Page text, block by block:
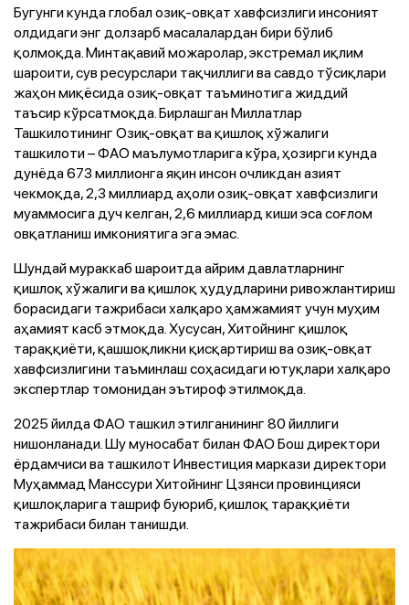
Бугунги кунда глобал озиқ-овқат хавфсизлиги инсоният
олдидаги энг долзарб масалалардан бири бўлиб
қолмоқда. Минтақавий можаролар, экстремал иқлим
шароити, сув ресурслари тақчиллиги ва савдо тўсиқлари
жаҳон миқёсида озиқ-овқат таъминотига жиддий
таъсир кўрсатмоқда. Бирлашган Миллатлар
Ташкилотининг Озиқ-овқат ва қишлоқ хўжалиги
ташкилоти – ФАО маълумотларига кўра, ҳозирги кунда
дунёда 673 миллионга яқин инсон очликдан азият
чекмоқда, 2,3 миллиард аҳоли озиқ-овқат хавфсизлиги
муаммосига дуч келган, 2,6 миллиард киши эса соғлом
овқатланиш имкониятига эга эмас.
Шундай мураккаб шароитда айрим давлатларнинг
қишлоқ хўжалиги ва қишлоқ ҳудудларини ривожлантириш
борасидаги тажрибаси халқаро ҳамжамият учун муҳим
аҳамият касб этмоқда. Хусусан, Хитойнинг қишлоқ
тараққиёти, қашшоқликни қисқартириш ва озиқ-овқат
хавфсизлигини таъминлаш соҳасидаги ютуқлари халқаро
экспертлар томонидан эътироф этилмоқда.
2025 йилда ФАО ташкил этилганининг 80 йиллиги
нишонланади. Шу муносабат билан ФАО Бош директори
ёрдамчиси ва ташкилот Инвестиция маркази директори
Муҳаммад Манссури Хитойнинг Цзянси провинцияси
қишлоқларига ташриф буюриб, қишлоқ тараққиёти
тажрибаси билан танишди.